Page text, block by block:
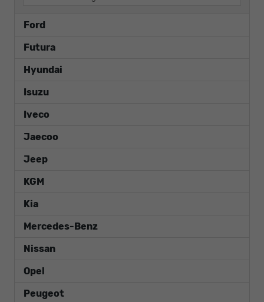
Ford
Futura
Hyundai
Isuzu
Iveco
Jaecoo
Jeep
KGM
Kia
Mercedes-Benz
Nissan
Opel
Peugeot